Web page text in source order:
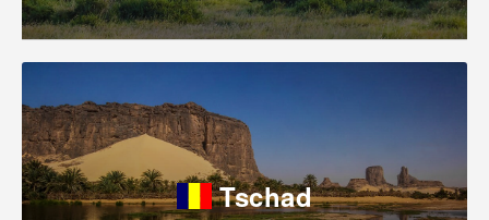
Tschad